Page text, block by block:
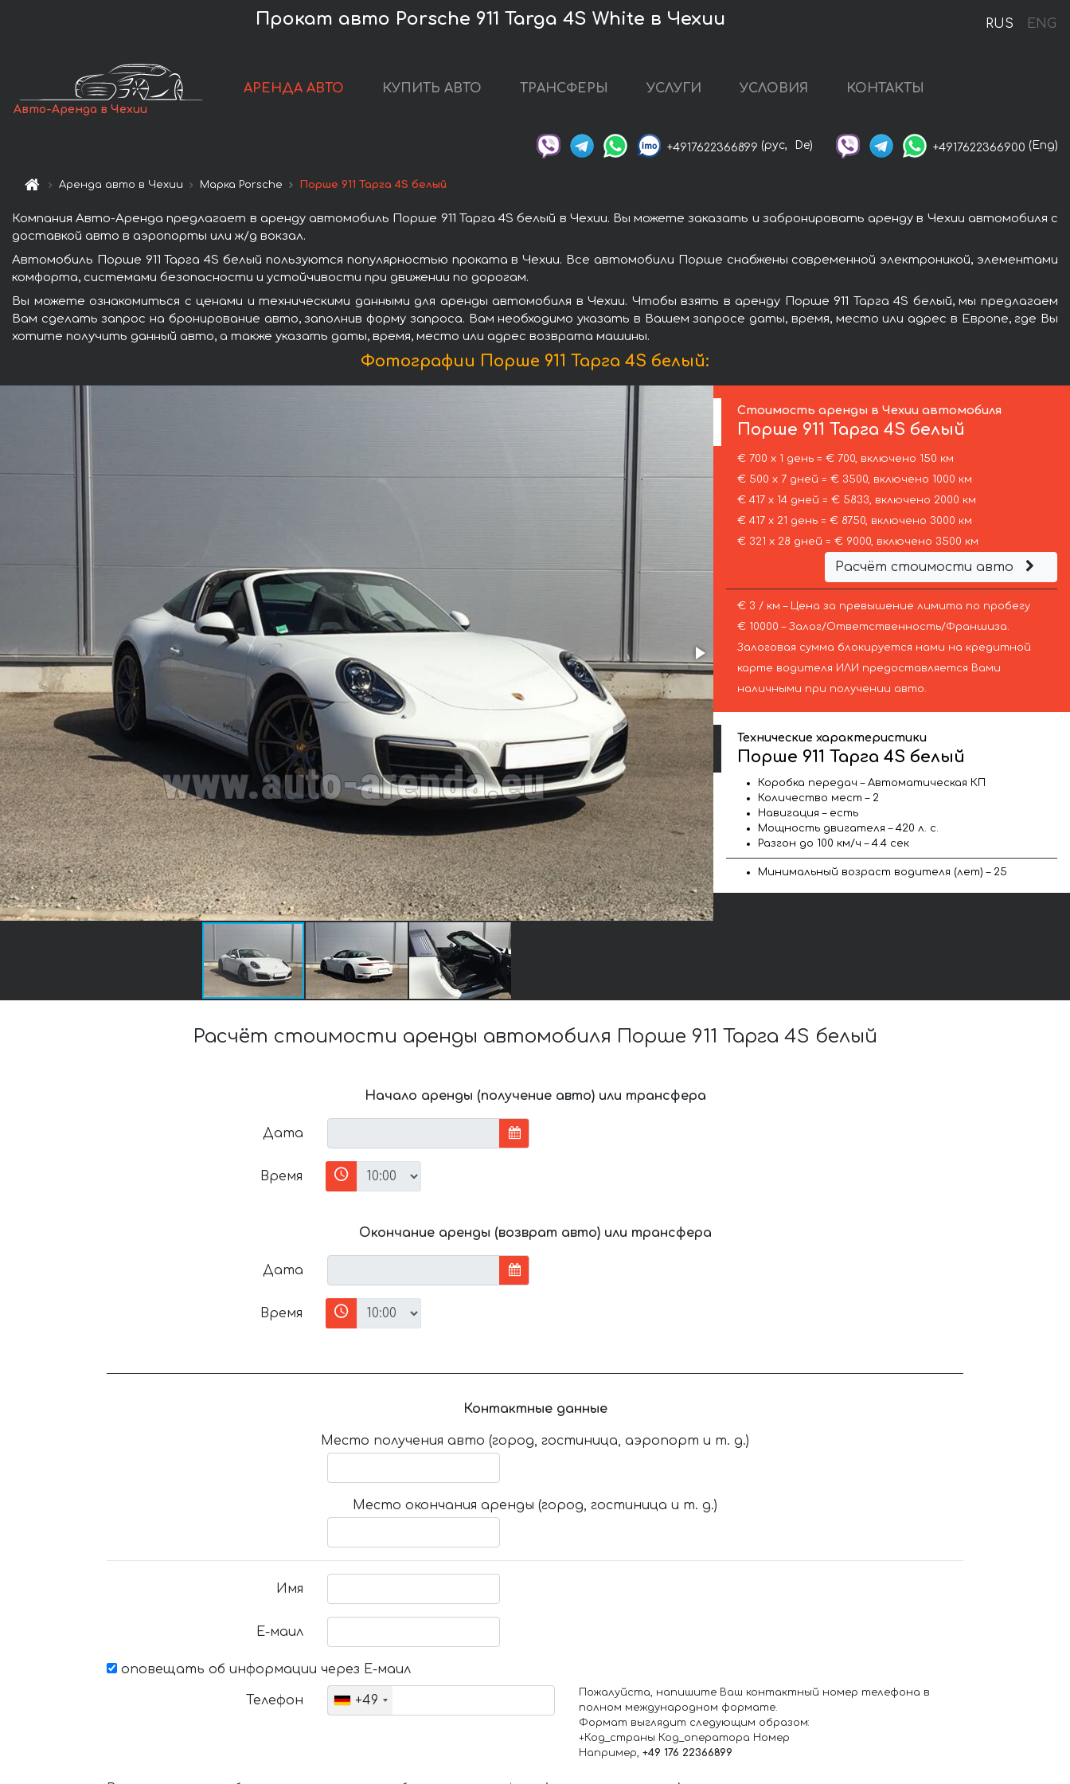
RUS ENG
Прокат авто Porsche 911 Targa 4S White в Чехии
Авто-Аренда в Чехии
АРЕНДА АВТО КУПИТЬ АВТО ТРАНСФЕРЫ УСЛУГИ УСЛОВИЯ КОНТАКТЫ
+4917622366899 (рус, De) +4917622366900 (Eng)
Аренда авто в Чехии Марка Porsche Порше 911 Тарга 4S белый
Компания Авто-Аренда предлагает в аренду автомобиль Порше 911 Тарга 4S белый в Чехии. Вы можете заказать и забронировать аренду в Чехии автомобиля с
доставкой авто в аэропорты или ж/д вокзал.
Автомобиль Порше 911 Тарга 4S белый пользуются популярностью проката в Чехии. Все автомобили Порше снабжены современной электроникой, элементами
комфорта, системами безопасности и устойчивости при движении по дорогам.
Вы можете ознакомиться с ценами и техническими данными для аренды автомобиля в Чехии. Чтобы взять в аренду Порше 911 Тарга 4S белый, мы предлагаем
Вам сделать запрос на бронирование авто, заполнив форму запроса. Вам необходимо указать в Вашем запросе даты, время, место или адрес в Европе, где Вы
хотите получить данный авто, а также указать даты, время, место или адрес возврата машины.
Фотографии Порше 911 Тарга 4S белый:
Стоимость аренды в Чехии автомобиля
Порше 911 Тарга 4S белый
€ 700 х 1 день = € 700, включено 150 км
€ 500 х 7 дней = € 3500, включено 1000 км
€ 417 х 14 дней = € 5833, включено 2000 км
€ 417 х 21 день = € 8750, включено 3000 км
€ 321 х 28 дней = € 9000, включено 3500 км
Расчёт стоимости авто
€ 3 / км – Цена за превышение лимита по пробегу
€ 10000 – Залог/Ответственность/Франшиза.
Залоговая сумма блокируется нами на кредитной
карте водителя ИЛИ предоставляется Вами
наличными при получении авто.
Технические характеристики
Порше 911 Тарга 4S белый
Коробка передач – Автоматическая КП
Количество мест – 2
Навигация – есть
Мощность двигателя – 420 л. с.
Разгон до 100 км/ч – 4.4 сек
Минимальный возраст водителя (лет) – 25
Расчёт стоимости аренды автомобиля Порше 911 Тарга 4S белый
Начало аренды (получение авто) или трансфера
Дата
Время
Окончание аренды (возврат авто) или трансфера
Дата
Время
Контактные данные
Место получения авто (город, гостиница, аэропорт и т. д.)
Место окончания аренды (город, гостиница и т. д.)
Имя
Е-маил
оповещать об информации через Е-маил
Телефон +49
Пожалуйста, напишите Ваш контактный номер телефона в
полном международном формате.
Формат выглядит следующим образом:
+Код_страны Код_оператора Номер
Например, +49 176 22366899